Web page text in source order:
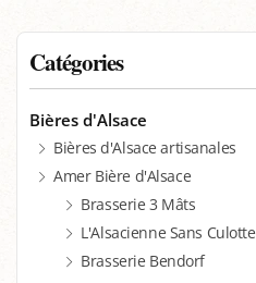
Catégories
Bières d'Alsace
Bières d'Alsace artisanales
Amer Bière d'Alsace
Brasserie 3 Mâts
L'Alsacienne Sans Culotte
Brasserie Bendorf